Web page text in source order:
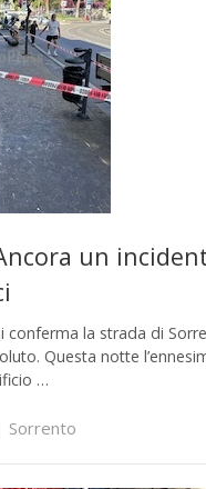
un
conferma la strada di
Questa notte
…
Sorrento